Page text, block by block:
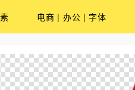
电商 | 办公 | 字体